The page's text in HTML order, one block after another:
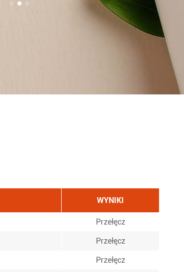
WYNIKI
Przełęcz
Przełęcz
Przełęcz